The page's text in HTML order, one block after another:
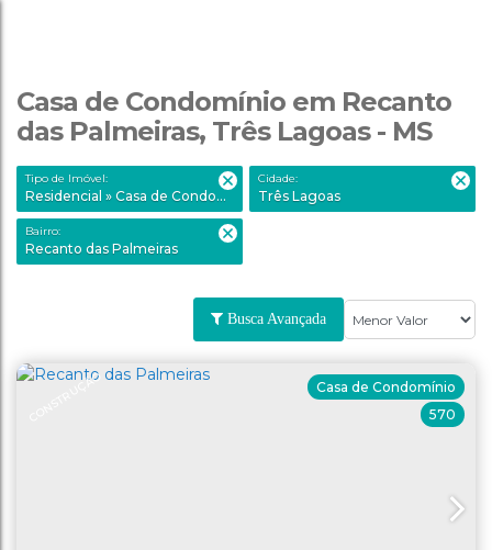
Casa de Condomínio em Recanto
das Palmeiras, Três Lagoas - MS
Tipo de Imóvel:
Residencial » Casa de Condomínio
Cidade:
Três Lagoas
Bairro:
Recanto das Palmeiras
Busca Avançada
CONSTRUÇÃO 570
Casa de Condomínio